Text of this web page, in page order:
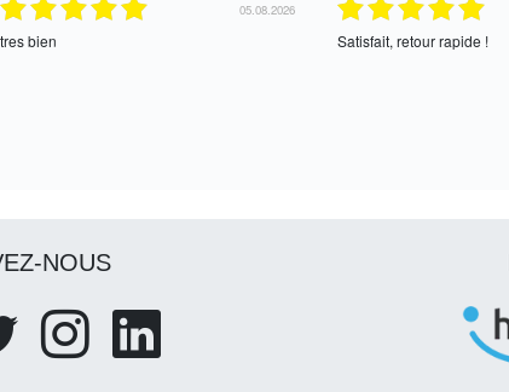
04.08.2026
oui, merci
Satisfait de l’échange,
NOUS